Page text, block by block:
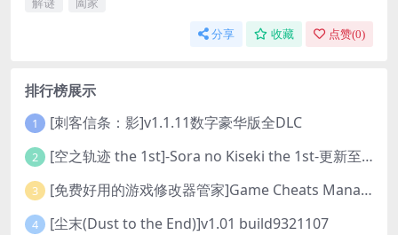
分享 收藏 点赞(0)
排行榜展示
1 [刺客信条：影]v1.1.11数字豪华版全DLC
2 [空之轨迹 the 1st]-Sora no Kiseki the 1st-更新至v1.06.4-全DLC
3 [免费好用的游戏修改器管家]Game Cheats Manager
4 [尘末(Dust to the End)]v1.01 build9321107